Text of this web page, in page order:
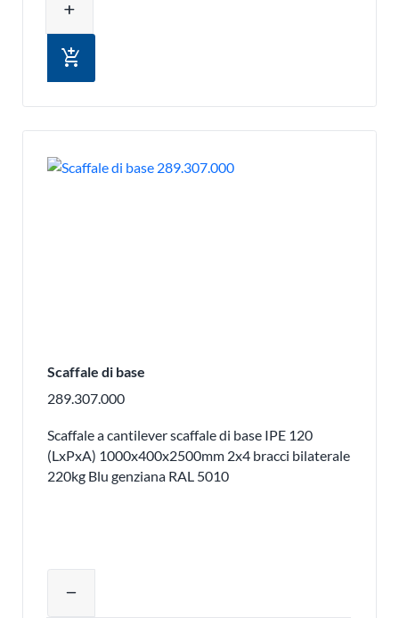
add
add_shopping_cart
Scaffale di base
289.307.000
Scaffale a cantilever scaffale di base IPE 120
(LxPxA) 1000x400x2500mm 2x4 bracci bilaterale
220kg Blu genziana RAL 5010
remove